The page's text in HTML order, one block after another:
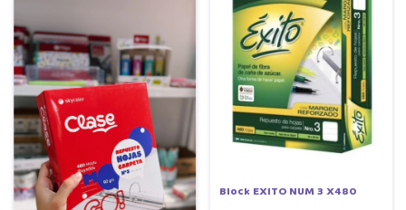
Block EXITO NUM 3 X480